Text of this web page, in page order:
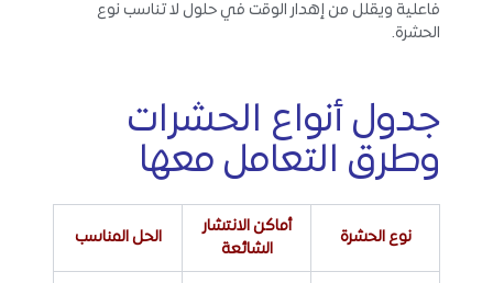
فاعلية ويقلل من إهدار الوقت في حلول لا تناسب نوع
الحشرة.
جدول أنواع الحشرات
وطرق التعامل معها
نوع الحشرة
أماكن الانتشار
الشائعة
الحل المناسب